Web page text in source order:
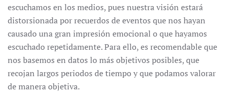
escuchamos en los medios, pues nuestra visión estará
distorsionada por recuerdos de eventos que nos hayan
causado una gran impresión emocional o que hayamos
escuchado repetidamente. Para ello, es recomendable que
nos basemos en datos lo más objetivos posibles, que
recojan largos periodos de tiempo y que podamos valorar
de manera objetiva.